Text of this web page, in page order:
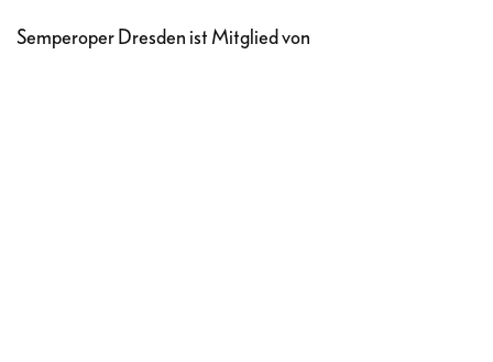
Semperoper Dresden ist Mitglied von